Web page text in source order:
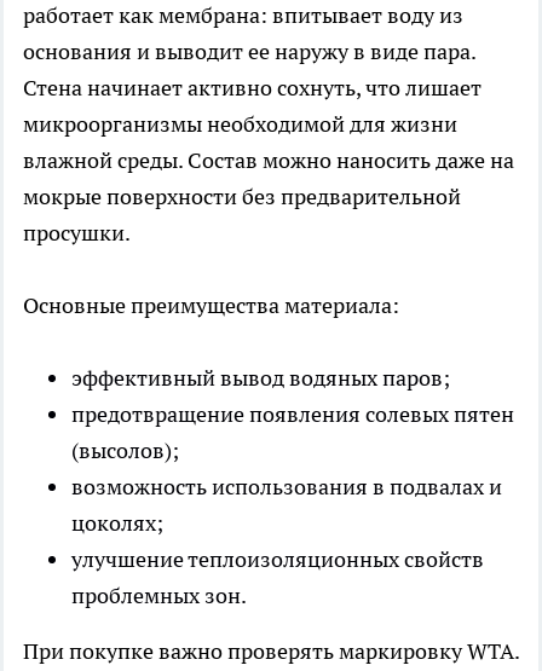
работает как мембрана: впитывает воду из
основания и выводит ее наружу в виде пара.
Стена начинает активно сохнуть, что лишает
микроорганизмы необходимой для жизни
влажной среды. Состав можно наносить даже на
мокрые поверхности без предварительной
просушки.
Основные преимущества материала:
эффективный вывод водяных паров;
предотвращение появления солевых пятен
(высолов);
возможность использования в подвалах и
цоколях;
улучшение теплоизоляционных свойств
проблемных зон.
При покупке важно проверять маркировку WTA.